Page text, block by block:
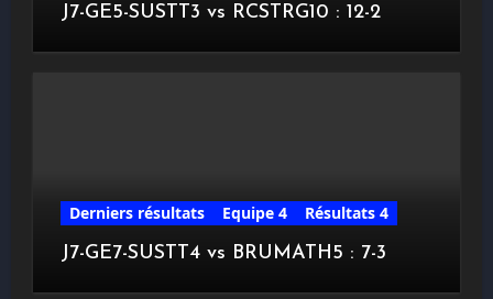
J7-GE5-SUSTT3 vs RCSTRG10 : 12-2
Derniers résultats Equipe 4
Résultats 4
J7-GE7-SUSTT4 vs BRUMATH5 : 7-3